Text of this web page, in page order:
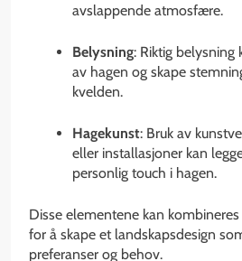
avslappende atmosfære.
Belysning: Riktig belysning
av hagen og skape
kvelden.
Hagekunst: Bruk av
eller installasjoner kan
personlig touch i hagen.
Disse elementene kan
for å skape et landskapsdesign
preferanser og behov.